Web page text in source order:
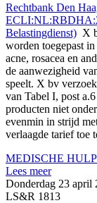
Rechtbank Den
Belastingdienst) X
worden toegepast
acne, rosacea en
de aanwezigheid
speelt. X bv
van Tabel I, post
producten niet
evenmin in strijd
verlaagde tarief toe
MEDISCHE
Lees meer
Donderdag 23 april
LS&R 1813